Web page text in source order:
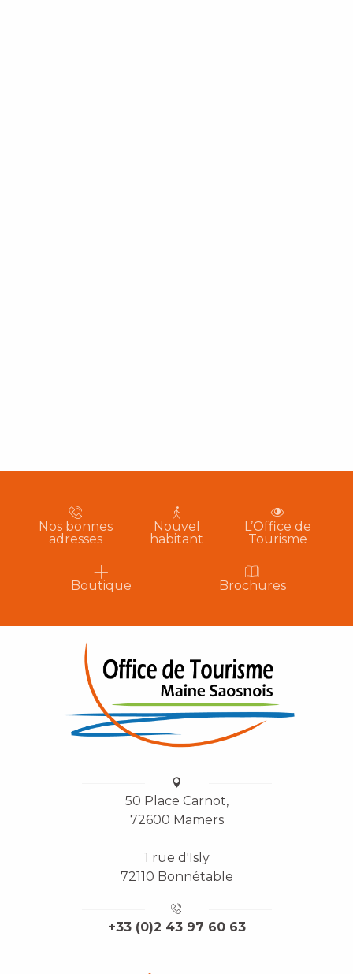
Nos bonnes
adresses
Nouvel
habitant
L’Office de
Tourisme
Boutique Brochures
50 Place Carnot,
72600 Mamers
1 rue d'Isly
72110 Bonnétable
+33 (0)2 43 97 60 63